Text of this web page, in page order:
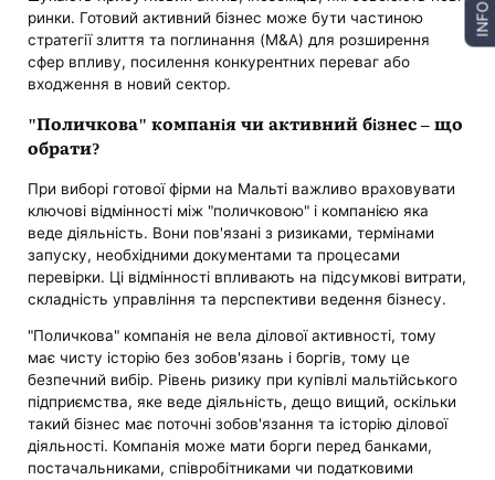
ринки. Готовий активний бізнес може бути частиною
стратегії злиття та поглинання (M&A) для розширення
сфер впливу, посилення конкурентних переваг або
входження в новий сектор.
"Поличкова" компанія чи активний бізнес – що
обрати?
При виборі готової фірми на Мальті важливо враховувати
ключові відмінності між "поличковою" і компанією яка
веде діяльність. Вони пов'язані з ризиками, термінами
запуску, необхідними документами та процесами
перевірки. Ці відмінності впливають на підсумкові витрати,
складність управління та перспективи ведення бізнесу.
"Поличкова" компанія не вела ділової активності, тому
має чисту історію без зобов'язань і боргів, тому це
безпечний вибір. Рівень ризику при купівлі мальтійського
підприємства, яке веде діяльність, дещо вищий, оскільки
такий бізнес має поточні зобов'язання та історію ділової
діяльності. Компанія може мати борги перед банками,
постачальниками, співробітниками чи податковими
INFO